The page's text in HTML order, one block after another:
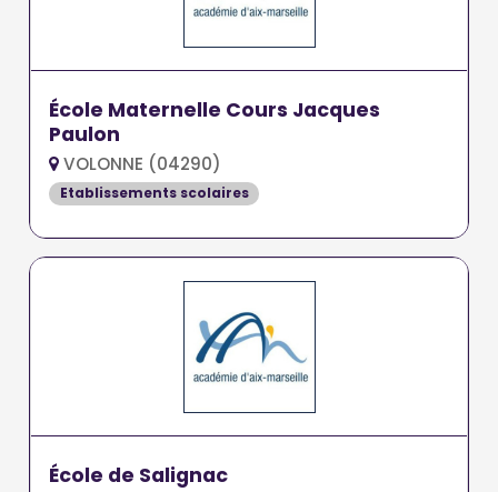
École Maternelle Cours Jacques
Paulon
VOLONNE (04290)
Etablissements scolaires
École de Salignac